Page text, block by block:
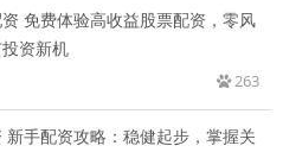
免费体验高收益股票配资，零风
资新机
263
新手配资攻略：稳健起步，掌握关